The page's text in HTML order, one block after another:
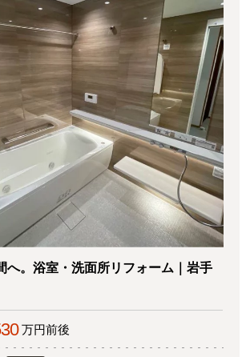
へ。浴室・洗面所リフォーム｜岩手
万円前後